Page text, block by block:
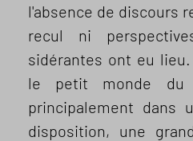
l'absence de discours
recul ni
sidérantes ont eu
le petit monde du
principalement dans
disposition, une